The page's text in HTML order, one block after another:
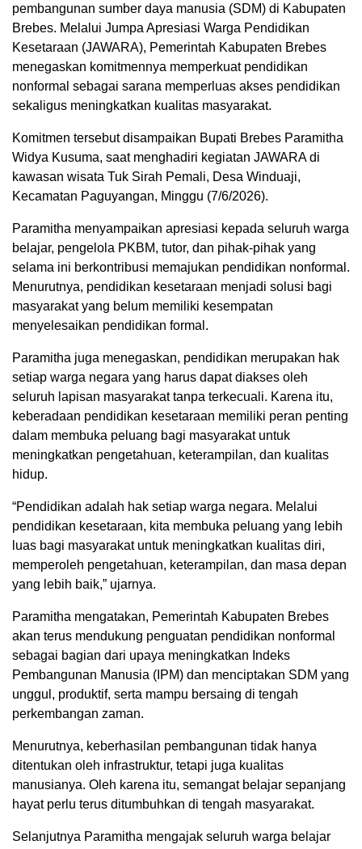
pembangunan sumber daya manusia (SDM) di Kabupaten
Brebes. Melalui Jumpa Apresiasi Warga Pendidikan
Kesetaraan (JAWARA), Pemerintah Kabupaten Brebes
menegaskan komitmennya memperkuat pendidikan
nonformal sebagai sarana memperluas akses pendidikan
sekaligus meningkatkan kualitas masyarakat.
Komitmen tersebut disampaikan Bupati Brebes Paramitha
Widya Kusuma, saat menghadiri kegiatan JAWARA di
kawasan wisata Tuk Sirah Pemali, Desa Winduaji,
Kecamatan Paguyangan, Minggu (7/6/2026).
Paramitha menyampaikan apresiasi kepada seluruh warga
belajar, pengelola PKBM, tutor, dan pihak-pihak yang
selama ini berkontribusi memajukan pendidikan nonformal.
Menurutnya, pendidikan kesetaraan menjadi solusi bagi
masyarakat yang belum memiliki kesempatan
menyelesaikan pendidikan formal.
Paramitha juga menegaskan, pendidikan merupakan hak
setiap warga negara yang harus dapat diakses oleh
seluruh lapisan masyarakat tanpa terkecuali. Karena itu,
keberadaan pendidikan kesetaraan memiliki peran penting
dalam membuka peluang bagi masyarakat untuk
meningkatkan pengetahuan, keterampilan, dan kualitas
hidup.
“Pendidikan adalah hak setiap warga negara. Melalui
pendidikan kesetaraan, kita membuka peluang yang lebih
luas bagi masyarakat untuk meningkatkan kualitas diri,
memperoleh pengetahuan, keterampilan, dan masa depan
yang lebih baik,” ujarnya.
Paramitha mengatakan, Pemerintah Kabupaten Brebes
akan terus mendukung penguatan pendidikan nonformal
sebagai bagian dari upaya meningkatkan Indeks
Pembangunan Manusia (IPM) dan menciptakan SDM yang
unggul, produktif, serta mampu bersaing di tengah
perkembangan zaman.
Menurutnya, keberhasilan pembangunan tidak hanya
ditentukan oleh infrastruktur, tetapi juga kualitas
manusianya. Oleh karena itu, semangat belajar sepanjang
hayat perlu terus ditumbuhkan di tengah masyarakat.
Selanjutnya Paramitha mengajak seluruh warga belajar